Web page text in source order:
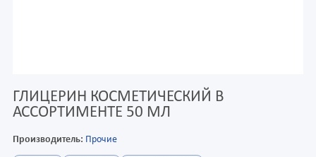
ГЛИЦЕРИН КОСМЕТИЧЕСКИЙ В
АССОРТИМЕНТЕ 50 МЛ
Производитель: Прочие